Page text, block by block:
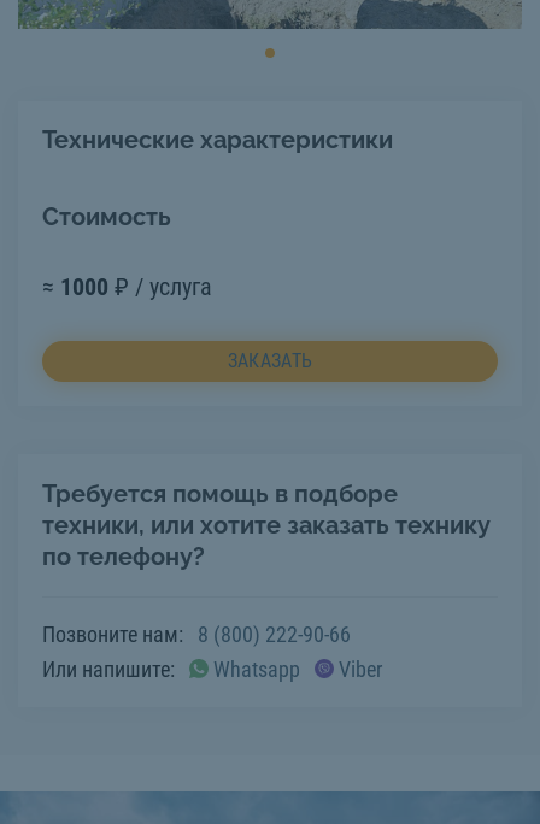
Технические характеристики
Стоимость
≈ 1000 ₽ / услуга
ЗАКАЗАТЬ
Требуется помощь в подборе
техники, или хотите заказать технику
по телефону?
Позвоните нам:
8 (800) 222-90-66
Или напишите:
Whatsapp Viber